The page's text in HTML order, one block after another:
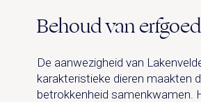
Behoud van erfgoed
De aanwezigheid van
karakteristieke dieren maakten
betrokkenheid samenkwamen.